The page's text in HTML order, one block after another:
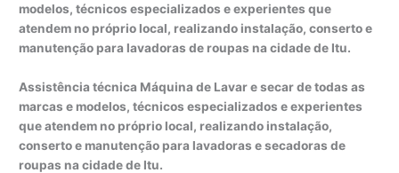
modelos, técnicos especializados e experientes que
atendem no próprio local, realizando instalação, conserto e
manutenção para lavadoras de roupas na cidade de Itu.
Assistência técnica Máquina de Lavar e secar de todas as
marcas e modelos, técnicos especializados e experientes
que atendem no próprio local, realizando instalação,
conserto e manutenção para lavadoras e secadoras de
roupas na cidade de Itu.